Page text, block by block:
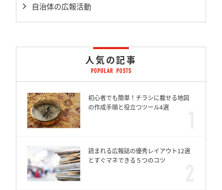
自治体の広報活動
人気の記事
初心者でも簡単！チラシに載せる地図
の作成手順と役立つツール4選
読まれる広報誌の優秀レイアウト12選
とすぐマネできる５つのコツ